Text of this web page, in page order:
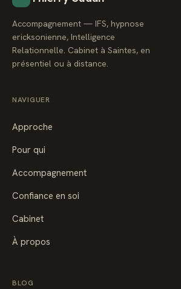
Accompagnement — IFS, hypnose
ericksonienne, Intelligence
Relationnelle. Cabinet à Saintes, en
présentiel ou à distance.
NAVIGUER
Approche
Pour qui
Accompagnement
Confiance en soi
Cabinet
À propos
BLOG